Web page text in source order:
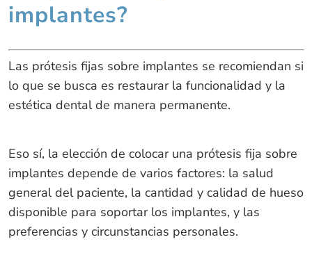
implantes?
Las prótesis fijas sobre implantes se recomiendan si
lo que se busca es restaurar la funcionalidad y la
estética dental de manera permanente.
Eso sí, la elección de colocar una prótesis fija sobre
implantes depende de varios factores: la salud
general del paciente, la cantidad y calidad de hueso
disponible para soportar los implantes, y las
preferencias y circunstancias personales.